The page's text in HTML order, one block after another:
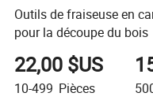
Outils de fraiseuse en
pour la découpe du bois
22,00 $US
10-499 Pièces